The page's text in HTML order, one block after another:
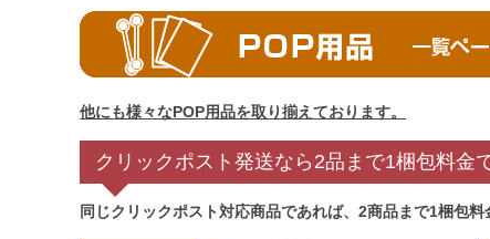
他にも様々なPOP用品を取り揃えております。
クリックポスト発送なら2品まで1梱包料金
同じクリックポスト対応商品であれば、2商品まで1梱包